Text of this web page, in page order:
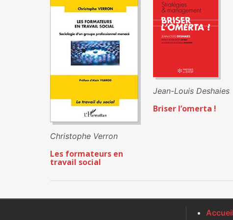
Christophe Verron
Les formateurs en
travail social
Jean-Louis Deshaies
Briser l’omerta !
Accueil